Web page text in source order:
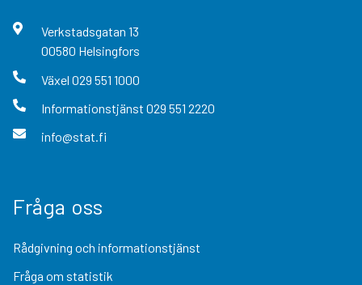
Verkstadsgatan 13
00580 Helsingfors
Växel 029 551 1000
Informationstjänst 029 551 2220
info@stat.fi
Fråga oss
Rådgivning och informationstjänst
Fråga om statistik